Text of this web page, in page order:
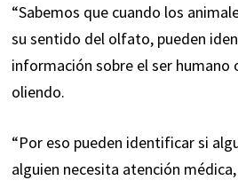
“Sabemos que cuando los
su sentido del olfato, pueden
información sobre el ser humano
oliendo.
“Por eso pueden identificar si
alguien necesita atención